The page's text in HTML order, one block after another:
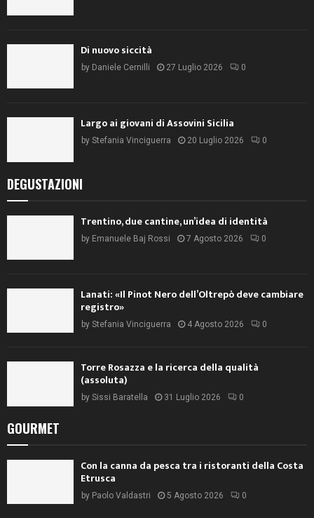
Di nuovo siccità
by Daniele Cernilli 27 Luglio 2026 0
Largo ai giovani di Assovini Sicilia
by Stefania Vinciguerra 20 Luglio 2026 0
DEGUSTAZIONI
Trentino, due cantine, un’idea di identità
by Emanuele Baj Rossi 7 Agosto 2026 0
Lanati: «Il Pinot Nero dell’Oltrepò deve cambiare
registro»
by Stefania Vinciguerra 4 Agosto 2026 0
Torre Rosazza e la ricerca della qualità
(assoluta)
by Sissi Baratella 31 Luglio 2026 0
GOURMET
Con la canna da pesca tra i ristoranti della Costa
Etrusca
by Paolo Valdastri 5 Agosto 2026 0